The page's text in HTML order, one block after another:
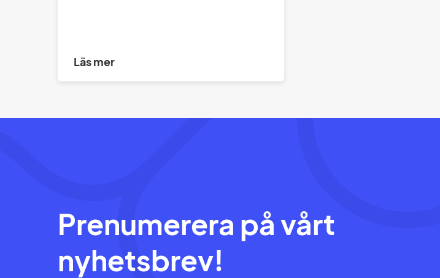
Läs mer
Prenumerera på vårt
nyhetsbrev!